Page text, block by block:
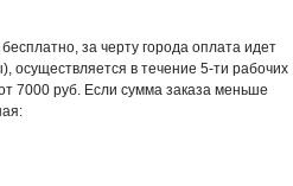
за черту города оплата идет
осуществляется в течение 5-ти рабочих
7000 руб. Если сумма заказа меньше